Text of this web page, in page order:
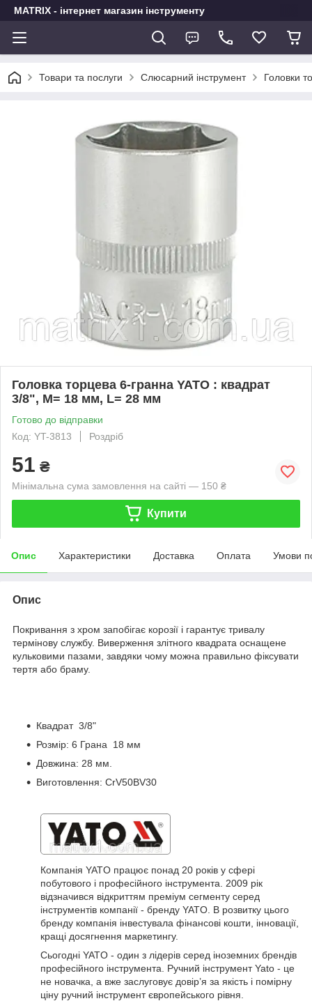
MATRIX - інтернет магазин інструменту
Товари та послуги Слюсарний інструмент Головки
Головка торцева 6-гранна YATO : квадрат
3/8", M= 18 мм, L= 28 мм
Готово до відправки
Код: YT-3813
Роздріб
51 ₴
Мінімальна сума замовлення на сайті — 150 ₴
Купити
Опис Характеристики Доставка Оплата Умови
Опис
Покривання з хром запобігає корозії і гарантує тривалу
термінову службу. Виверження злітного квадрата оснащене
кульковими пазами, завдяки чому можна правильно фіксувати
тертя або браму.
Квадрат 3/8"
Розмір: 6 Грана 18 мм
Довжина: 28 мм.
Виготовлення: CrV50BV30
Компанія YATO працює понад 20 років у сфері
побутового і професійного інструмента. 2009 рік
відзначився відкриттям преміум сегменту серед
інструментів компанії - бренду YATO. В розвитку цього
бренду компанія інвестувала фінансові кошти, інновації,
кращі досягнення маркетингу.
Сьогодні YATO - один з лідерів серед іноземних брендів
професійного інструмента. Ручний інструмент Yato - це
не новачка, а вже заслуговує довір’я за якість і помірну
ціну ручний інструмент європейського рівня.